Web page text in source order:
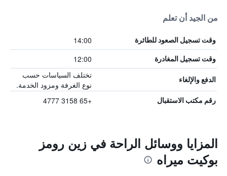
من الجيد أن تعلم
وقت تسجيل الصعود للطائرة 14:00
وقت تسجيل المغادرة 12:00
الدفع والإلغاء
تختلف السياسات حسب
نوع الغرفة ومزود الخدمة.
رقم مكتب الاستقبال +65 3158 4777
المزايا ووسائل الراحة في زين رومز
بوكيت ميراه